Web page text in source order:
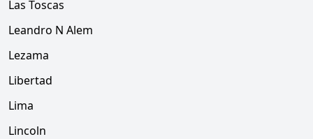
Las Toscas
Leandro N Alem
Lezama
Libertad
Lima
Lincoln